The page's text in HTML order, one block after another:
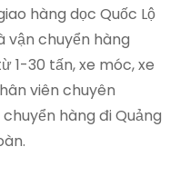
hàng dọc Quốc Lộ
vận chuyển hàng
1-30 tấn, xe móc, xe
viên chuyên
hàng đi Quảng